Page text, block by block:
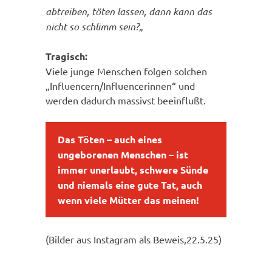
abtreiben, töten lassen, dann kann das
nicht so schlimm sein?„
Tragisch:
Viele junge Menschen folgen solchen
„Influencern/Influencerinnen“ und
werden dadurch massivst beeinflußt.
Das Töten – auch eines
ungeborenen Menschen – ist
immer unerlaubt, schwere Sünde
und niemals eine gute Tat, auch
wenn viele Mütter das meinen!
(Bilder aus Instagram als Beweis,22.5.25)